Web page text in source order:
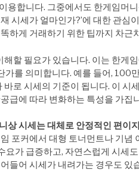
용합니다. 그중에서도 한게임머
시세가 얼마인가?’에 대한 관심
하게 거래하기 위한 팁까지 차근
해할 필요가 있습니다. 이는 한게
가를 의미합니다. 예를 들어, 100
로 시세의 기준이 됩니다. 이 시
급에 따라 변화하는 특성을 가집
상 시세는 대체로 안정적인 편이
포커에서 대형 토너먼트나 기념
가 급증하고, 자연스럽게 시세
들어 시세가 내려가는 경우도 있